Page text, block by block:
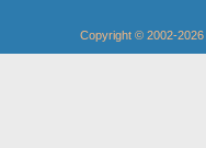
Copyright © 2002-2026